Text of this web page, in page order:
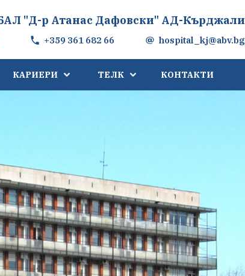
"Д-р Атанас Дафовски" АД-Кърджали
+359 361 682 66 hospital_kj@abv.bg
КАРИЕРИ ТЕЛК КОНТАКТИ